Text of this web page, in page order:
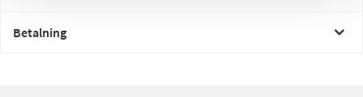
Betalning